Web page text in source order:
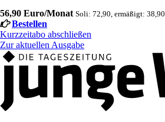
56,90 Euro/Monat Soli: 72,90, ermäßigt: 38,90
Bestellen
Kurzzeitabo abschließen
Zur aktuellen Ausgabe